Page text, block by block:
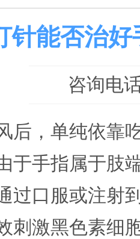
针能否治
咨询电
后，单纯依靠
于手指属于肢
过口服或注射
刺激黑色素细